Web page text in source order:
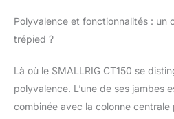
Polyvalence et fonctionnalités : un
trépied ?
Là où le SMALLRIG CT150 se
polyvalence. L’une de ses jambes
combinée avec la colonne